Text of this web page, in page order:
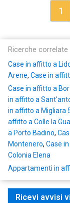
1
Ricerche correlate
Case in affitto a
Arene, Case in
Case in affitto a
in affitto a
in affitto a Migliara
affitto a Colle la
a Porto Badino,
Montenero, Case
Colonia Elena
Appartamenti in
Ricevi avvisi